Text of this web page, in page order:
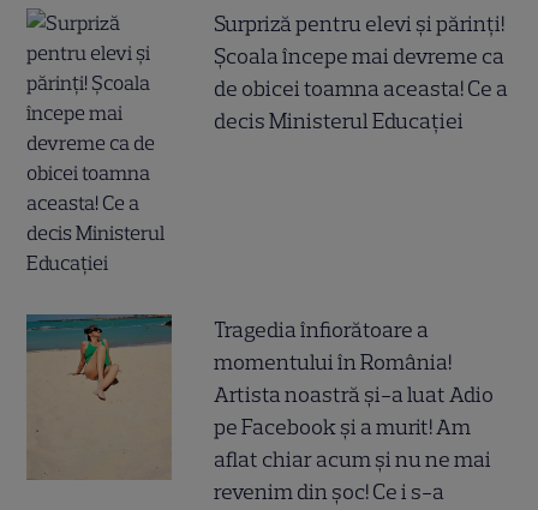
Surpriză pentru elevi și părinți!
Școala începe mai devreme ca
de obicei toamna aceasta! Ce a
decis Ministerul Educației
Tragedia înfiorătoare a
momentului în România!
Artista noastră și-a luat Adio
pe Facebook și a murit! Am
aflat chiar acum și nu ne mai
revenim din șoc! Ce i s-a